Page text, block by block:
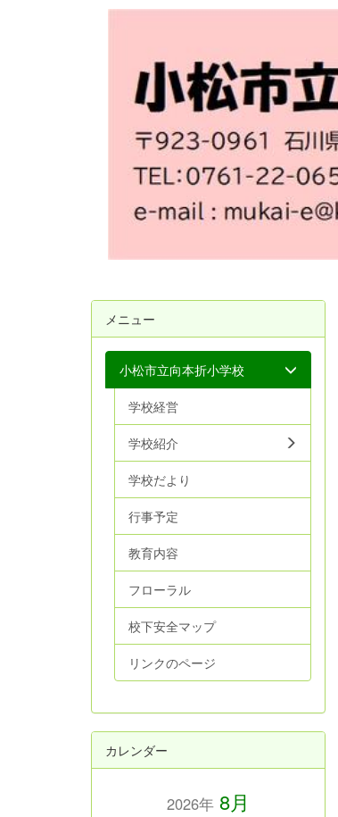
メニュー
小松市立向本折小学校
学校経営
学校紹介
学校だより
行事予定
教育内容
フローラル
校下安全マップ
リンクのページ
カレンダー
2026年8月